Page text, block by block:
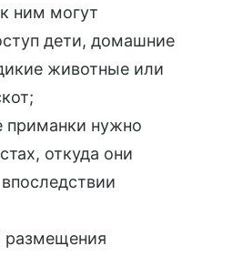
ним могут
дети, домашние
животные или
приманки нужно
откуда они
размещения